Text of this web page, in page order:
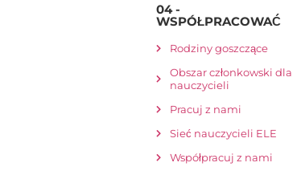
04 -
WSPÓŁPRACOWAĆ
Rodziny goszczące
Obszar członkowski dla
nauczycieli
Pracuj z nami
Sieć nauczycieli ELE
Współpracuj z nami